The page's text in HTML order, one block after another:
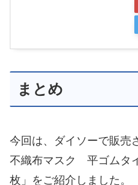
まとめ
今回は、ダイソーで販売
不織布マスク 平ゴム
枚」をご紹介しました。